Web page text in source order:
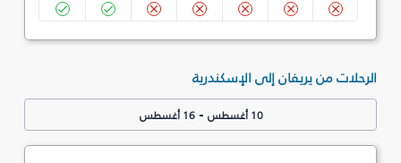
الرحلات من يريفان إلى الإسكندرية
10 أغسطس -16 أغسطس